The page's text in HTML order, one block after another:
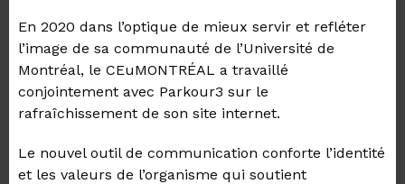
En 2020 dans l’optique de mieux servir et refléter
l’image de sa communauté de l’Université de
Montréal, le CEuMONTRÉAL a travaillé
conjointement avec Parkour3 sur le
rafraîchissement de son site internet.
Le nouvel outil de communication conforte l’identité
et les valeurs de l’organisme qui soutient